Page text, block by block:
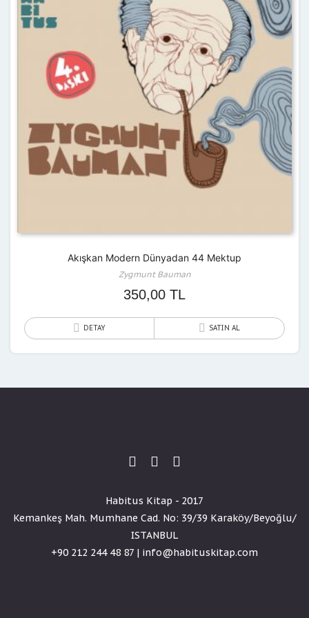
Akışkan Modern Dünyadan 44 Mektup
Zygmunt Bauman
350,00 TL
DETAY SATIN AL
Habitus Kitap - 2017
Kemankeş Mah. Mumhane Cad. No: 39/39 Karaköy/Beyoğlu/
ISTANBUL
+90 212 244 48 87 | info@habituskitap.com